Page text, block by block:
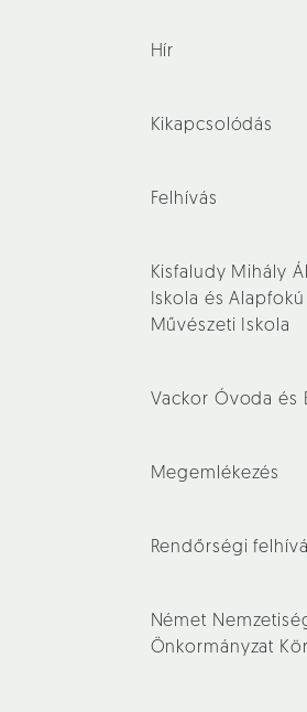
Hír
Kikapcsolódás
Felhívás
Kisfaludy Mihály
Iskola és Alapfokú
Művészeti Iskola
Vackor Óvoda és
Megemlékezés
Rendőrségi
Német
Önkormányzat